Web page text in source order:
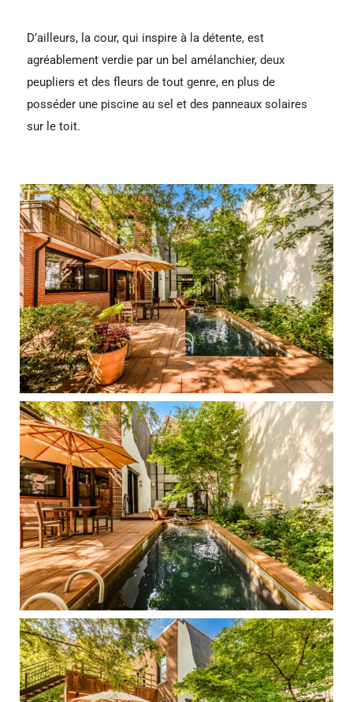
D’ailleurs, la cour, qui inspire à la détente, est
agréablement verdie par un bel amélanchier, deux
peupliers et des fleurs de tout genre, en plus de
posséder une piscine au sel et des panneaux solaires
sur le toit.